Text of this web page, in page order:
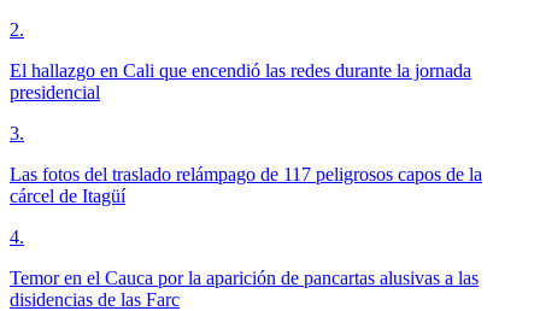
2.
El hallazgo en Cali que encendió las redes durante la jornada
presidencial
3.
Las fotos del traslado relámpago de 117 peligrosos capos de la
cárcel de Itagüí
4.
Temor en el Cauca por la aparición de pancartas alusivas a las
disidencias de las Farc